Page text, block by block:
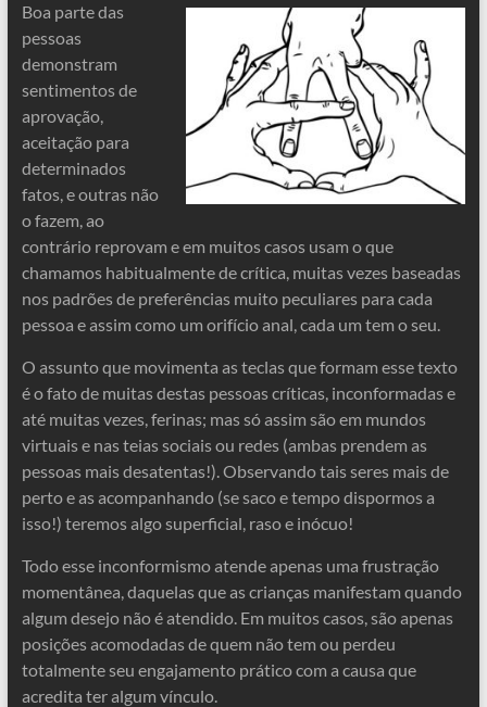
Boa parte das
pessoas
demonstram
sentimentos de
aprovação,
aceitação para
determinados
fatos, e outras não
o fazem, ao
contrário reprovam e em muitos casos usam o que
chamamos habitualmente de crítica, muitas vezes baseadas
nos padrões de preferências muito peculiares para cada
pessoa e assim como um orifício anal, cada um tem o seu.
O assunto que movimenta as teclas que formam esse texto
é o fato de muitas destas pessoas críticas, inconformadas e
até muitas vezes, ferinas; mas só assim são em mundos
virtuais e nas teias sociais ou redes (ambas prendem as
pessoas mais desatentas!). Observando tais seres mais de
perto e as acompanhando (se saco e tempo dispormos a
isso!) teremos algo superficial, raso e inócuo!
Todo esse inconformismo atende apenas uma frustração
momentânea, daquelas que as crianças manifestam quando
algum desejo não é atendido. Em muitos casos, são apenas
posições acomodadas de quem não tem ou perdeu
totalmente seu engajamento prático com a causa que
acredita ter algum vínculo.